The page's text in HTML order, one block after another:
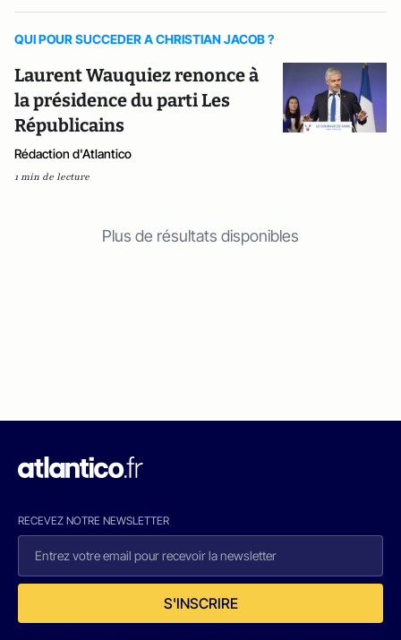
QUI POUR SUCCEDER A CHRISTIAN JACOB ?
Laurent Wauquiez renonce à
la présidence du parti Les
Républicains
Rédaction d'Atlantico
1 min de lecture
Plus de résultats disponibles
RECEVEZ NOTRE NEWSLETTER
S'INSCRIRE